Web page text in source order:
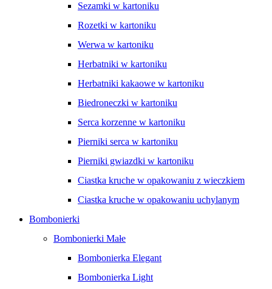
Sezamki w kartoniku
Rozetki w kartoniku
Werwa w kartoniku
Herbatniki w kartoniku
Herbatniki kakaowe w kartoniku
Biedroneczki w kartoniku
Serca korzenne w kartoniku
Pierniki serca w kartoniku
Pierniki gwiazdki w kartoniku
Ciastka kruche w opakowaniu z wieczkiem
Ciastka kruche w opakowaniu uchylanym
Bombonierki
Bombonierki Małe
Bombonierka Elegant
Bombonierka Light